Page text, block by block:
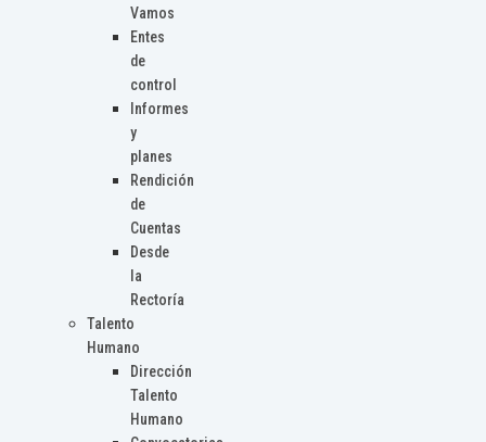
Vamos
Entes
de
control
Informes
y
planes
Rendición
de
Cuentas
Desde
la
Rectoría
Talento
Humano
Dirección
Talento
Humano